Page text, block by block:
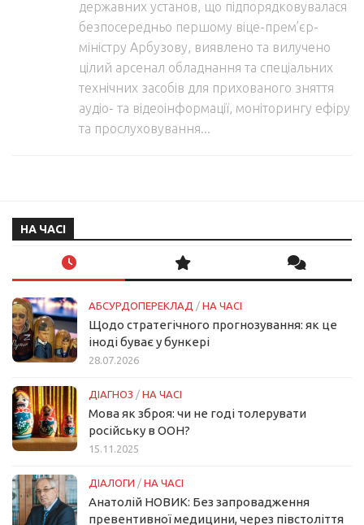
державних установ, що підпорядковувалася
безпосередньо першому віце-прем’єр-
міністру Арбузову, виявлено та вилучено
цілий арсенал обладнання та спеціальних
технічних засобів для прихованого зняття
аудіо- та відеоінформації, моніторингу ефіру
та прослуховування...
НА ЧАСІ
АБСУРДОПЕРЕКЛАД / НА ЧАСІ
Щодо стратегічного прогнозування: як це
іноді буває у бункері
28.07.2026
ДІАГНОЗ / НА ЧАСІ
Мова як зброя: чи не годі толерувати
російську в ООН?
15.11.2025
ДІАЛОГИ / НА ЧАСІ
Анатолій НОВИК: Без запровадження
превентивної медицини, через півстоліття